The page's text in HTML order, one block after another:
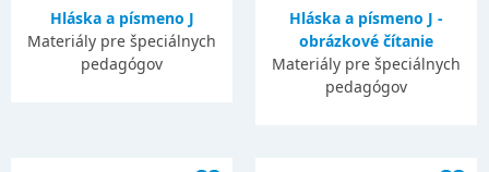
Hláska a písmeno J
Materiály pre špeciálnych
pedagógov
Hláska a písmeno J -
obrázkové čítanie
Materiály pre špeciálnych
pedagógov